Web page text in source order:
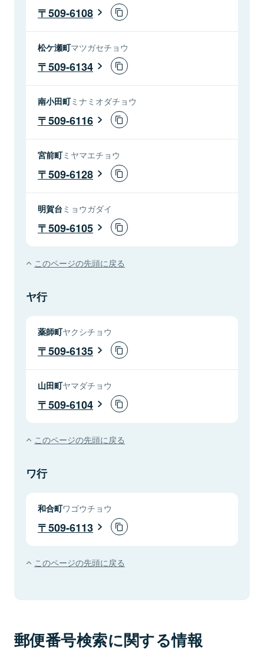
509-6108
松ケ瀬町マツガセチョウ
509-6134
南小田町ミナミオダチョウ
509-6116
宮前町ミヤマエチョウ
509-6128
明賀台 ミョウガダイ
509-6105
このページの先頭に戻る
ヤ行
薬師町ヤクシチョウ
509-6135
山田町ヤマダチョウ
509-6104
このページの先頭に戻る
ワ行
和合町ワゴウチョウ
509-6113
このページの先頭に戻る
郵便番号検索に関する情報